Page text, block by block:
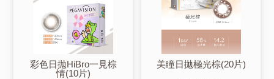
彩色日拋HiBro一見棕
情(10片)
美瞳日拋極光棕(20片)